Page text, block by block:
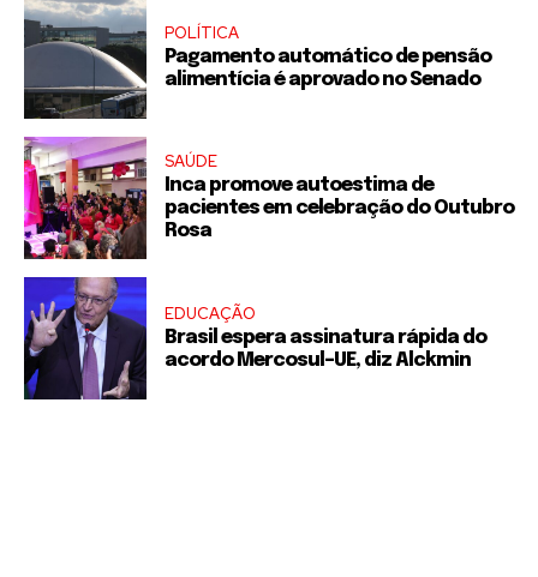
POLÍTICA
Pagamento automático de pensão
alimentícia é aprovado no Senado
SAÚDE
Inca promove autoestima de
pacientes em celebração do Outubro
Rosa
EDUCAÇÃO
Brasil espera assinatura rápida do
acordo Mercosul–UE, diz Alckmin